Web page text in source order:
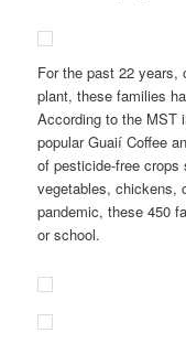
For the past 22 years,
plant, these families
According to the MST
popular Guaií Coffee
of pesticide-free crops
vegetables, chickens,
pandemic, these 450
or school.